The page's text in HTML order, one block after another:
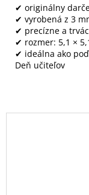
✔ originálny
✔ vyrobená z 3
✔ precízne a
✔ rozmer: 5,1 ×
✔ ideálna ako
Deň učiteľov